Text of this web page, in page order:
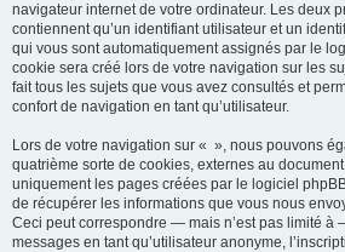
navigateur internet de votre ordinateur. Les deux
contiennent qu’un identifiant utilisateur et un
qui vous sont automatiquement assignés par le
cookie sera créé lors de votre navigation sur les
fait tous les sujets que vous avez consultés et
confort de navigation en tant qu’utilisateur.
Lors de votre navigation sur « », nous pouvons
quatrième sorte de cookies, externes au
uniquement les pages créées par le logiciel
de récupérer les informations que vous nous
Ceci peut correspondre — mais n’est pas limité à
messages en tant qu’utilisateur anonyme,